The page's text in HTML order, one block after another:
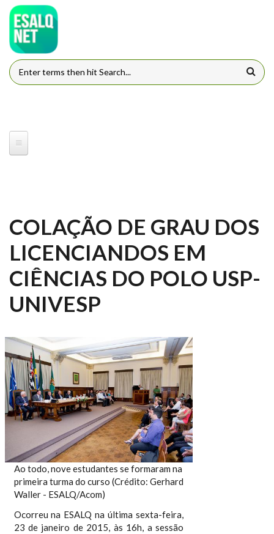
Pular para o conteúdo principal
FORMULÁRIO DE BUSCA
COLAÇÃO DE GRAU DOS
LICENCIANDOS EM
CIÊNCIAS DO POLO USP-
UNIVESP
Ao todo, nove estudantes se formaram na
primeira turma do curso (Crédito: Gerhard
Waller - ESALQ/Acom)
Ocorreu na ESALQ na última sexta-feira,
23 de janeiro de 2015, às 16h, a sessão